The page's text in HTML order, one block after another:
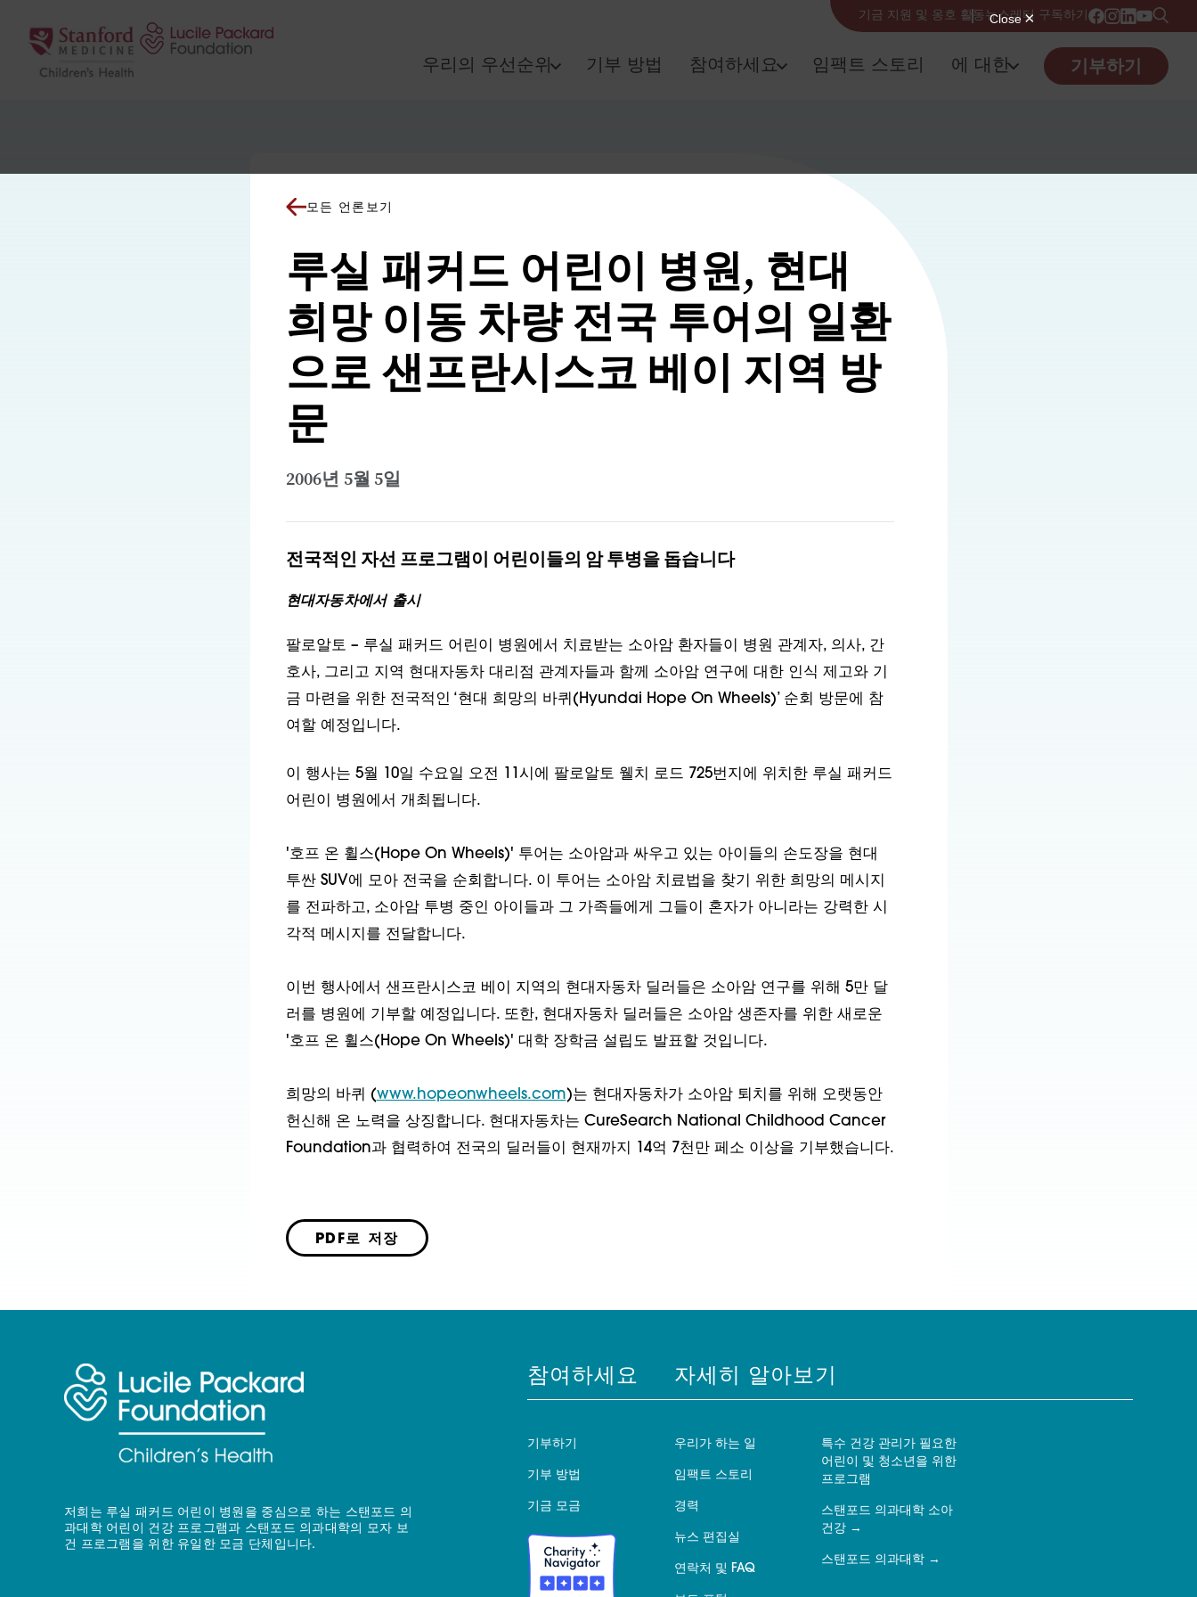
기금 지원 및 옹호 활동뉴스레터 구독하기
우리의 우선순위 기부 방법 참여하세요 임팩트 스토리 에 대한 기부하기
모든 언론보기
루실 패커드 어린이 병원, 현대
희망 이동 차량 전국 투어의 일환
으로 샌프란시스코 베이 지역 방
문
2006년 5월 5일
전국적인 자선 프로그램이 어린이들의 암 투병을 돕습니다
현대자동차에서 출시
팔로알토 – 루실 패커드 어린이 병원에서 치료받는 소아암 환자들이 병원 관계자, 의사, 간
호사, 그리고 지역 현대자동차 대리점 관계자들과 함께 소아암 연구에 대한 인식 제고와 기
금 마련을 위한 전국적인 ‘현대 희망의 바퀴(Hyundai Hope On Wheels)’ 순회 방문에 참
여할 예정입니다.
이 행사는 5월 10일 수요일 오전 11시에 팔로알토 웰치 로드 725번지에 위치한 루실 패커드
어린이 병원에서 개최됩니다.
'호프 온 휠스(Hope On Wheels)' 투어는 소아암과 싸우고 있는 아이들의 손도장을 현대
투싼 SUV에 모아 전국을 순회합니다. 이 투어는 소아암 치료법을 찾기 위한 희망의 메시지
를 전파하고, 소아암 투병 중인 아이들과 그 가족들에게 그들이 혼자가 아니라는 강력한 시
각적 메시지를 전달합니다.
이번 행사에서 샌프란시스코 베이 지역의 현대자동차 딜러들은 소아암 연구를 위해 5만 달
러를 병원에 기부할 예정입니다. 또한, 현대자동차 딜러들은 소아암 생존자를 위한 새로운
'호프 온 휠스(Hope On Wheels)' 대학 장학금 설립도 발표할 것입니다.
희망의 바퀴 (www.hopeonwheels.com)는 현대자동차가 소아암 퇴치를 위해 오랫동안
헌신해 온 노력을 상징합니다. 현대자동차는 CureSearch National Childhood Cancer
Foundation과 협력하여 전국의 딜러들이 현재까지 14억 7천만 페소 이상을 기부했습니다.
PDF로 저장
저희는 루실 패커드 어린이 병원을 중심으로 하는 스탠포드 의
과대학 어린이 건강 프로그램과 스탠포드 의과대학의 모자 보
건 프로그램을 위한 유일한 모금 단체입니다.
참여하세요
기부하기
기부 방법
기금 모금
자세히 알아보기
우리가 하는 일
임팩트 스토리
경력
뉴스 편집실
연락처 및 FAQ
특수 건강 관리가 필요한
어린이 및 청소년을 위한
프로그램
스탠포드 의과대학 소아
건강
스탠포드 의과대학